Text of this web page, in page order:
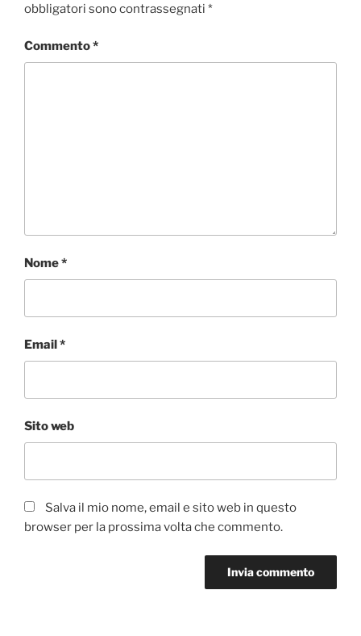
obbligatori sono contrassegnati *
Commento*
Nome*
Email*
Sito web
Salva il mio nome, email e sito web in questo
browser per la prossima volta che commento.